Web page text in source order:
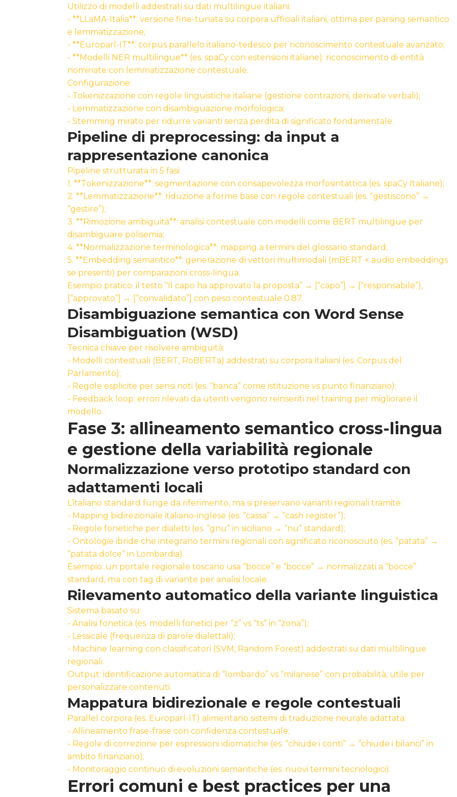
Utilizzo di modelli addestrati su dati multilingue italiani:
- **LLaMA-Italia**: versione fine-tunata su corpora ufficiali italiani, ottima per parsing semantico
e lemmatizzazione;
- **Europarl-IT**: corpus parallelo italiano-tedesco per riconoscimento contestuale avanzato;
- **Modelli NER multilingue** (es. spaCy con estensioni italiane): riconoscimento di entità
nominate con lemmatizzazione contestuale.
Configurazione:
- Tokenizzazione con regole linguistiche italiane (gestione contrazioni, derivate verbali);
- Lemmatizzazione con disambiguazione morfologica;
- Stemming mirato per ridurre varianti senza perdita di significato fondamentale.
Pipeline di preprocessing: da input a
rappresentazione canonica
Pipeline strutturata in 5 fasi:
1. **Tokenizzazione**: segmentazione con consapevolezza morfosintattica (es. spaCy Italiane);
2. **Lemmatizzazione**: riduzione a forme base con regole contestuali (es. “gestiscono” →
“gestire”);
3. **Rimozione ambiguità**: analisi contestuale con modelli come BERT multilingue per
disambiguare polisemia;
4. **Normalizzazione terminologica**: mapping a termini del glossario standard;
5. **Embedding semantico**: generazione di vettori multimodali (mBERT + audio embeddings
se presenti) per comparazioni cross-lingua.
Esempio pratico: il testo “Il capo ha approvato la proposta” → [“capo”] → [“responsabile”),
[“approvato”] → [“convalidato”] con peso contestuale 0.87.
Disambiguazione semantica con Word Sense
Disambiguation (WSD)
Tecnica chiave per risolvere ambiguità:
- Modelli contestuali (BERT, RoBERTa) addestrati su corpora italiani (es. Corpus del
Parlamento);
- Regole esplicite per sensi noti (es. “banca” come istituzione vs punto finanziario);
- Feedback loop: errori rilevati da utenti vengono reinseriti nel training per migliorare il
modello.
Fase 3: allineamento semantico cross-lingua
e gestione della variabilità regionale
Normalizzazione verso prototipo standard con
adattamenti locali
L’italiano standard funge da riferimento, ma si preservano varianti regionali tramite:
- Mapping bidirezionale italiano-inglese (es. “cassa” → “cash register”);
- Regole fonetiche per dialetti (es. “gnu” in siciliano → “nu” standard);
- Ontologie ibride che integrano termini regionali con significato riconosciuto (es. “patata” →
“patata dolce” in Lombardia).
Esempio: un portale regionale toscano usa “bocce” e “bocce” → normalizzati a “bocce”
standard, ma con tag di variante per analisi locale.
Rilevamento automatico della variante linguistica
Sistema basato su:
- Analisi fonetica (es. modelli fonetici per “z” vs “ts” in “zona”);
- Lessicale (frequenza di parole dialettali);
- Machine learning con classificatori (SVM, Random Forest) addestrati su dati multilingue
regionali.
Output: identificazione automatica di “lombardo” vs “milanese” con probabilità, utile per
personalizzare contenuti.
Mappatura bidirezionale e regole contestuali
Parallel corpora (es. Europarl-IT) alimentano sistemi di traduzione neurale adattata:
- Allineamento frase-frase con confidenza contestuale;
- Regole di correzione per espressioni idiomatiche (es. “chiude i conti” → “chiude i bilanci” in
ambito finanziario);
- Monitoraggio continuo di evoluzioni semantiche (es. nuovi termini tecnologici).
Errori comuni e best practices per una